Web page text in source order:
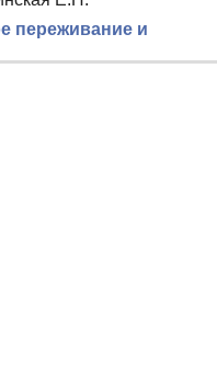
переживание и